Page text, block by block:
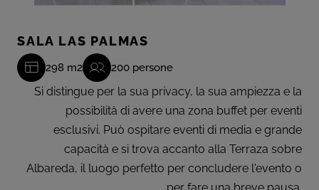
SALA LAS PALMAS
298 m2 200 persone
Si distingue per la sua privacy, la sua ampiezza e la
possibilità di avere una zona buffet per eventi
esclusivi. Può ospitare eventi di media e grande
capacità e si trova accanto alla Terraza sobre
Albareda, il luogo perfetto per concludere l'evento o
per fare una breve pausa.